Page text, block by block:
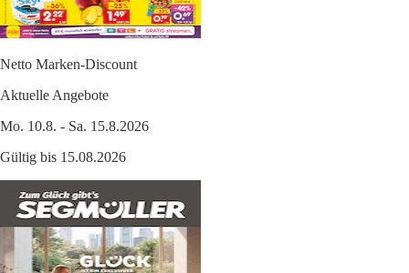
Netto Marken-Discount
Aktuelle Angebote
Mo. 10.8. - Sa. 15.8.2026
Gültig bis 15.08.2026